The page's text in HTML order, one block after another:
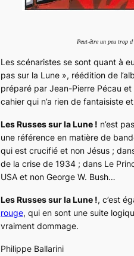
Peut-être un peu trop
Les scénaristes se sont quant à
pas sur la Lune », réédition de
préparé par Jean-Pierre Pécau et
cahier qui n’a rien de fantaisiste
Les Russes sur la Lune ! n’est
une référence en matière de
qui est crucifié et non Jésus ;
de la crise de 1934 ; dans Le
USA et non George W. Bush…
Les Russes sur la Lune !, c’est
rouge, qui en sont une suite
vraiment dommage.
Philippe Ballarini